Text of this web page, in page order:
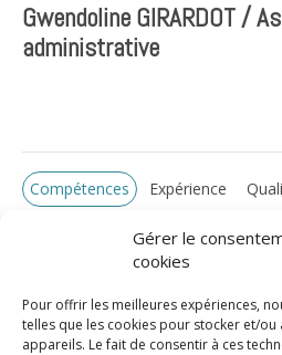
Gérer le
cookies
Pour offrir les meilleures expériences,
telles que les cookies pour stocker et/
appareils. Le fait de consentir à ces
Gwendoline GIRARDOT /
administrative
Compétences Expérience